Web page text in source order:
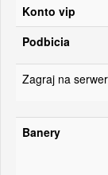
Konto vip
Podbicia
Zagraj na
Banery